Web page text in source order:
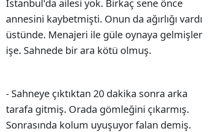
İstanbul'da ailesi yok. Birkaç sene önce
annesini kaybetmişti. Onun da ağırlığı vardı
üstünde. Menajeri ile güle oynaya gelmişler
işe. Sahnede bir ara kötü olmuş.
- Sahneye çıktıktan 20 dakika sonra arka
tarafa gitmiş. Orada gömleğini çıkarmış.
Sonrasında kolum uyuşuyor falan demiş.